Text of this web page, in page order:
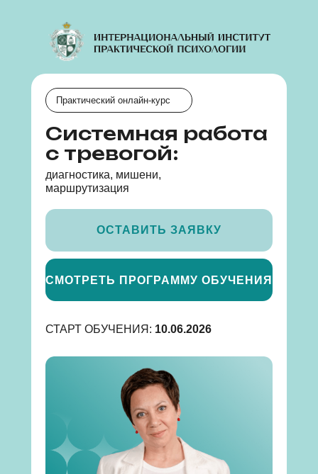
Практический онлайн-курс
СТАРТ ОБУЧЕНИЯ: 10.06.2026
Системная работа
с тревогой:
диагностика, мишени,
маршрутизация
ОСТАВИТЬ ЗАЯВКУ
СМОТРЕТЬ ПРОГРАММУ ОБУЧЕНИЯ